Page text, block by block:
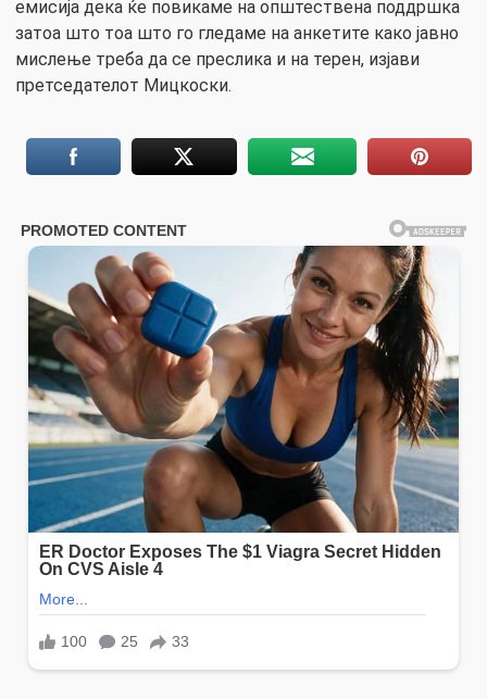
емисија дека ќе повикаме на општествена поддршка
затоа што тоа што го гледаме на анкетите како јавно
мислење треба да се преслика и на терен, изјави
претседателот Мицкоски.